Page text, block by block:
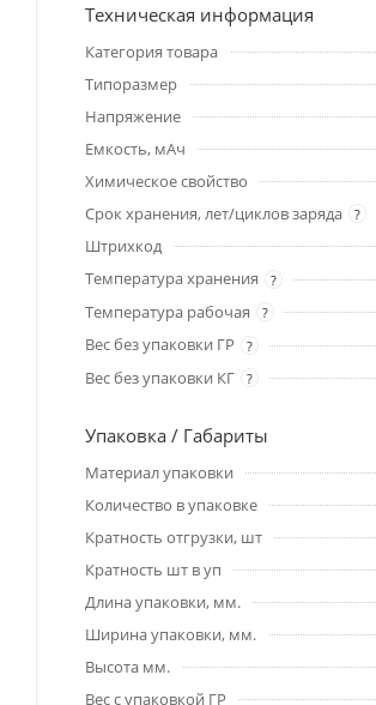
Техническая информация
Категория товара
Типоразмер
Напряжение
Емкость, мАч
Химическое свойство
Срок хранения, лет/циклов заряда
?
Штрихкод
Температура хранения
?
Температура рабочая
?
Вес без упаковки ГР
?
Вес без упаковки КГ
?
Упаковка / Габариты
Материал упаковки
Количество в упаковке
Кратность отгрузки, шт
Кратность шт в уп
Длина упаковки, мм.
Ширина упаковки, мм.
Высота мм.
Вес с упаковкой ГР